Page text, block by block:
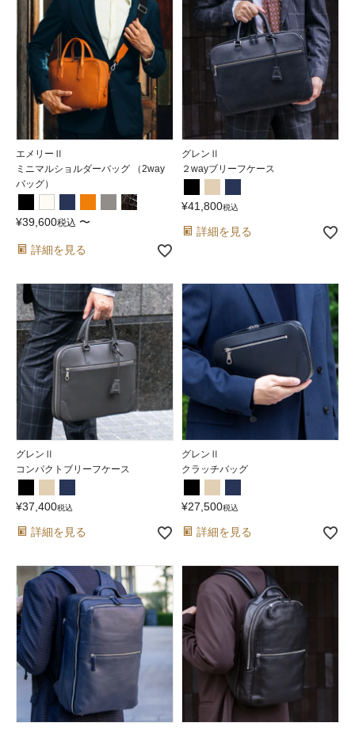
エメリーⅡ
ミニマルショルダーバッグ （2way
バッグ）
¥39,600税込 〜
詳細を見る
グレンⅡ
２wayブリーフケース
¥41,800税込
詳細を見る
グレンⅡ
コンパクトブリーフケース
¥37,400税込
詳細を見る
グレンⅡ
クラッチバッグ
¥27,500税込
詳細を見る